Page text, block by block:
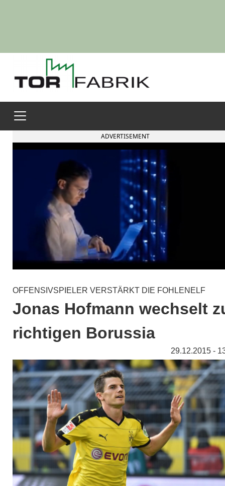
ADVERTISEMENT
OFFENSIVSPIELER VERSTÄRKT DIE FOHLENELF
Jonas Hofmann wechselt
richtigen Borussia
29.12.2015 -